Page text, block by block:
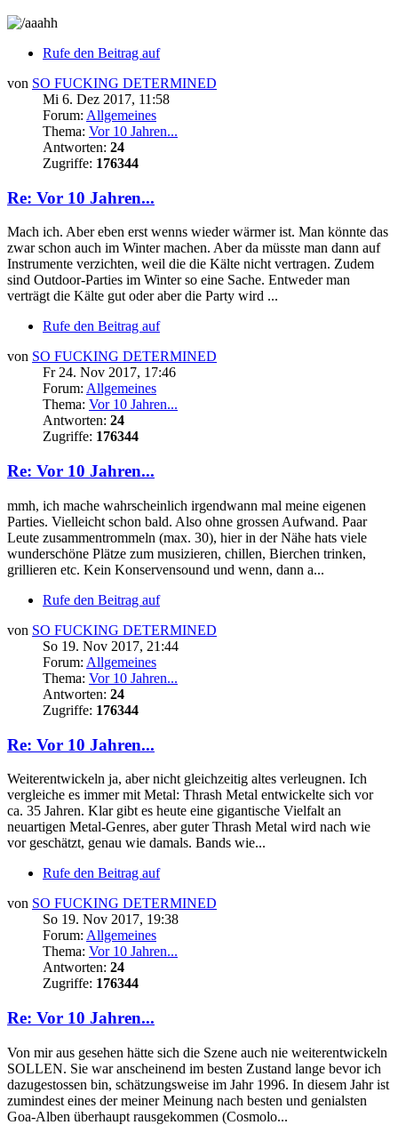
Rufe den Beitrag auf
von SO FUCKING DETERMINED
Mi 6. Dez 2017, 11:58
Forum: Allgemeines
Thema: Vor 10 Jahren...
Antworten: 24
Zugriffe: 176344
Re: Vor 10 Jahren...
Mach ich. Aber eben erst wenns wieder wärmer ist. Man könnte das
zwar schon auch im Winter machen. Aber da müsste man dann auf
Instrumente verzichten, weil die die Kälte nicht vertragen. Zudem
sind Outdoor-Parties im Winter so eine Sache. Entweder man
verträgt die Kälte gut oder aber die Party wird ...
Rufe den Beitrag auf
von SO FUCKING DETERMINED
Fr 24. Nov 2017, 17:46
Forum: Allgemeines
Thema: Vor 10 Jahren...
Antworten: 24
Zugriffe: 176344
Re: Vor 10 Jahren...
mmh, ich mache wahrscheinlich irgendwann mal meine eigenen
Parties. Vielleicht schon bald. Also ohne grossen Aufwand. Paar
Leute zusammentrommeln (max. 30), hier in der Nähe hats viele
wunderschöne Plätze zum musizieren, chillen, Bierchen trinken,
grillieren etc. Kein Konservensound und wenn, dann a...
Rufe den Beitrag auf
von SO FUCKING DETERMINED
So 19. Nov 2017, 21:44
Forum: Allgemeines
Thema: Vor 10 Jahren...
Antworten: 24
Zugriffe: 176344
Re: Vor 10 Jahren...
Weiterentwickeln ja, aber nicht gleichzeitig altes verleugnen. Ich
vergleiche es immer mit Metal: Thrash Metal entwickelte sich vor
ca. 35 Jahren. Klar gibt es heute eine gigantische Vielfalt an
neuartigen Metal-Genres, aber guter Thrash Metal wird nach wie
vor geschätzt, genau wie damals. Bands wie...
Rufe den Beitrag auf
von SO FUCKING DETERMINED
So 19. Nov 2017, 19:38
Forum: Allgemeines
Thema: Vor 10 Jahren...
Antworten: 24
Zugriffe: 176344
Re: Vor 10 Jahren...
Von mir aus gesehen hätte sich die Szene auch nie weiterentwickeln
SOLLEN. Sie war anscheinend im besten Zustand lange bevor ich
dazugestossen bin, schätzungsweise im Jahr 1996. In diesem Jahr ist
zumindest eines der meiner Meinung nach besten und genialsten
Goa-Alben überhaupt rausgekommen (Cosmolo...